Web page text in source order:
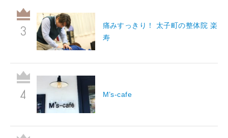
痛みすっきり！ 太子町の整体院 楽
寿
M’s-cafe